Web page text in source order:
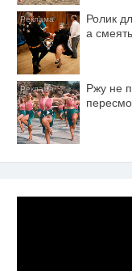
Ролик
а
Ржу не